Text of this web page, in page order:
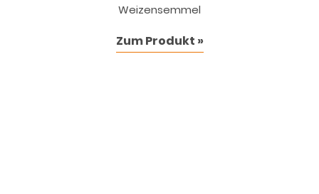
Weizensemmel
Zum Produkt »